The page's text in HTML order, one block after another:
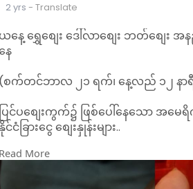
2 yrs - Translate
နေ့ ရွှေစျေး ဒေါ်လာစျေး ဘတ်စျေး အန
ေ
စက်တင်ဘာလ ၂၁ ရက်၊ နေ့လည် ၁၂ နာရီ
ြင်ပစျေးကွက်၌ ဖြစ်ပေါ်နေသော အမေရိ
င်ငံခြားငွေ စျေးနှုန်းများ..
မေရိကန်ဒေါ်လာ 5000 – 5100
င်ကာပူဒေါ်လာ 3720 – 3870
More